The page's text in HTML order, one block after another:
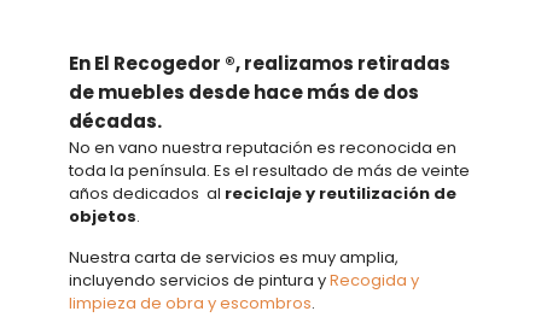
En El Recogedor ®, realizamos retiradas
de muebles desde hace más de dos
décadas.
No en vano nuestra reputación es reconocida en
toda la península. Es el resultado de más de veinte
años dedicados al reciclaje y reutilización de
objetos.
Nuestra carta de servicios es muy amplia,
incluyendo servicios de pintura yRecogida y
limpieza de obra y escombros.